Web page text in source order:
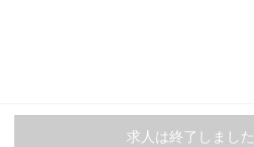
求人は終了しました